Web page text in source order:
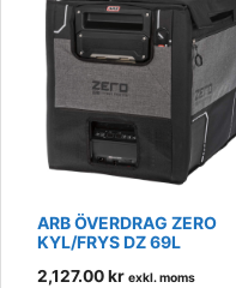
ARB ÖVERDRAG ZERO
KYL/FRYS DZ 69L
2,127.00kr exkl. moms